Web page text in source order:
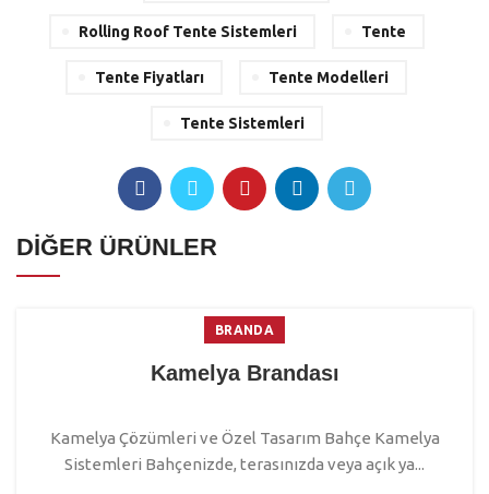
Rolling Roof Tente Sistemleri Tente
Tente Fiyatları Tente Modelleri
Tente Sistemleri
DİĞER ÜRÜNLER
BRANDA
Kamelya Brandası
Kamelya Çözümleri ve Özel Tasarım Bahçe Kamelya
Sistemleri Bahçenizde, terasınızda veya açık ya...